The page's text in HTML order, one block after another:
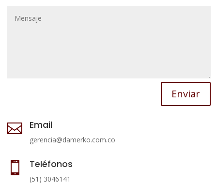
Enviar
 Email
gerencia@damerko.com.co
 Teléfonos
(51) 3046141